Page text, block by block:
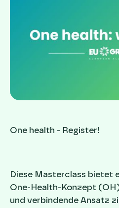
One health - Register!
Diese Masterclass bietet
One-Health-Konzept
und verbindende Ansatz